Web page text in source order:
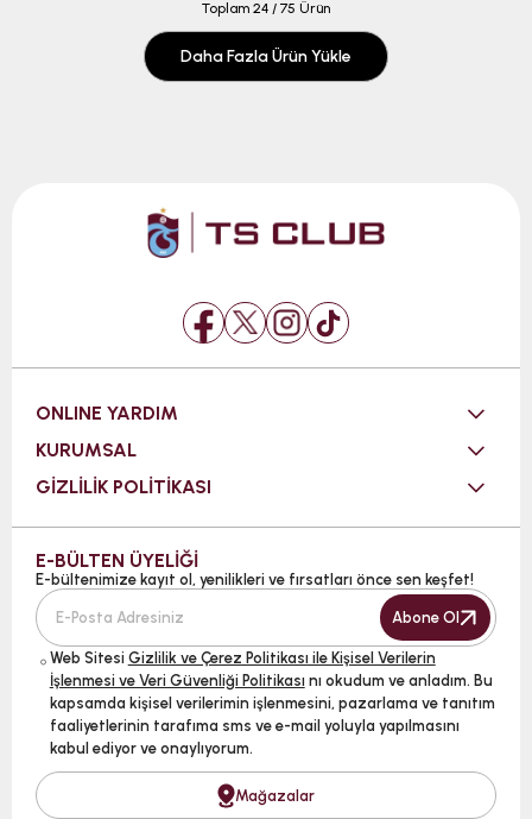
Toplam 24 / 75 Ürün
Daha Fazla Ürün Yükle
ONLINE YARDIM
KURUMSAL
GİZLİLİK POLİTİKASI
E-BÜLTEN ÜYELİĞİ
E-bültenimize kayıt ol, yenilikleri ve fırsatları önce sen keşfet!
Abone Ol
Web Sitesi Gizlilik ve Çerez Politikası ile Kişisel Verilerin
İşlenmesi ve Veri Güvenliği Politikası nı okudum ve anladım. Bu
kapsamda kişisel verilerimin işlenmesini, pazarlama ve tanıtım
faaliyetlerinin tarafıma sms ve e-mail yoluyla yapılmasını
kabul ediyor ve onaylıyorum.
Mağazalar